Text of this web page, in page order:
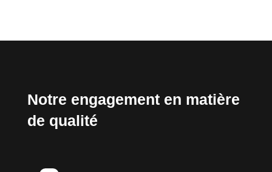
Notre engagement en matière
de qualité